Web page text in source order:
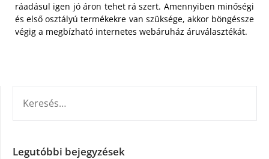
ráadásul igen jó áron tehet rá szert. Amennyiben minőségi
és első osztályú termékekre van szüksége, akkor böngéssze
végig a megbízható internetes webáruház áruválasztékát.
Legutóbbi bejegyzések